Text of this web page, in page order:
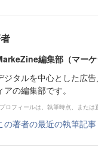
編集部（マーケ
ジタルを中心とした広
アの編集部です。
ロフィールは、執筆時点、また
の著者の最近の執筆記事